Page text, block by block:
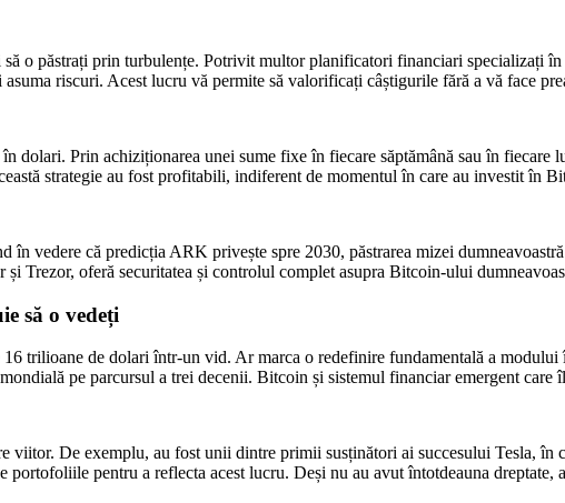
o păstrați prin turbulențe. Potrivit multor planificatori financiari specializați
riscuri. Acest lucru vă permite să valorificați câștigurile fără a vă face
dolari. Prin achiziționarea unei sume fixe în fiecare săptămână sau în
strategie au fost profitabili, indiferent de momentul în care au investit în
în vedere că predicția ARK privește spre 2030, păstrarea mizei
Trezor, oferă securitatea și controlul complet asupra Bitcoin-ului
să o vedeți
trilioane de dolari într-un vid. Ar marca o redefinire fundamentală a
pe parcursul a trei decenii. Bitcoin și sistemul financiar emergent care
viitor. De exemplu, au fost unii dintre primii susținători ai succesului Tesla, în
pentru a reflecta acest lucru. Deși nu au avut întotdeauna dreptate,